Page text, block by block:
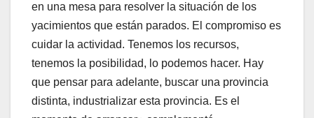
en una mesa para resolver la situación de los
yacimientos que están parados. El compromiso es
cuidar la actividad. Tenemos los recursos,
tenemos la posibilidad, lo podemos hacer. Hay
que pensar para adelante, buscar una provincia
distinta, industrializar esta provincia. Es el